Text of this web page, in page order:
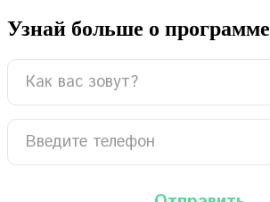
Узнай больше о программе